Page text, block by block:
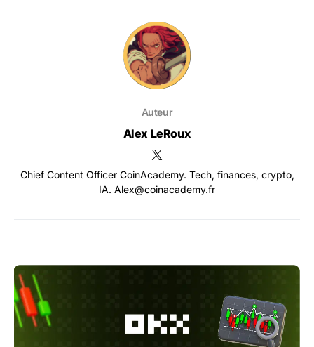
Auteur
Alex LeRoux
Chief Content Officer CoinAcademy. Tech, finances, crypto,
IA. Alex@coinacademy.fr